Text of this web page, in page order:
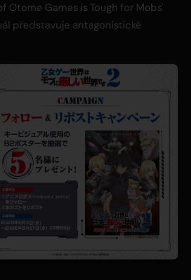
Otome Games is Tough for Mobs'
představuje antagonistické